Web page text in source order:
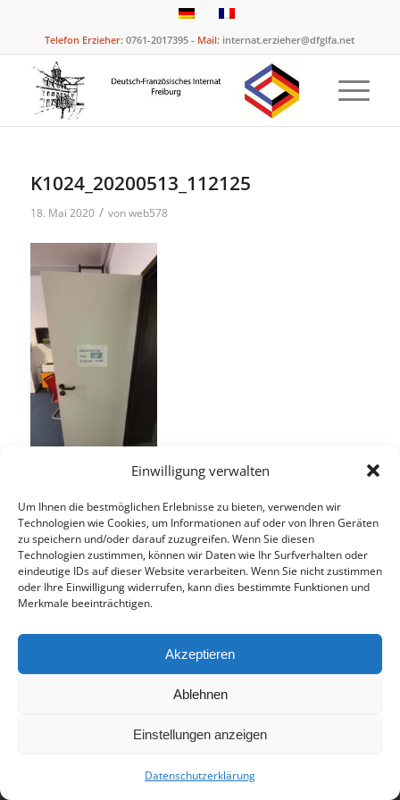
Einwilligung verwalten
Um Ihnen die bestmöglichen Erlebnisse zu bieten, verwenden wir
Technologien wie Cookies, um Informationen auf oder von Ihren Geräten
zu speichern und/oder darauf zuzugreifen. Wenn Sie diesen
Technologien zustimmen, können wir Daten wie Ihr Surfverhalten oder
eindeutige IDs auf dieser Website verarbeiten. Wenn Sie nicht zustimmen
oder Ihre Einwilligung widerrufen, kann dies bestimmte Funktionen und
Merkmale beeinträchtigen.
Akzeptieren
Ablehnen
Einstellungen anzeigen
Datenschutzerklärung
Telefon Erzieher: 0761-2017395 - Mail: internat.erzieher@dfglfa.net
K1024_20200513_112125
18. Mai 2020 / vonweb578
Eintrag teilen
© 2017 - Deutsch-Französisches Internat Freiburg - Realisiert von
Datenschutzerklärung